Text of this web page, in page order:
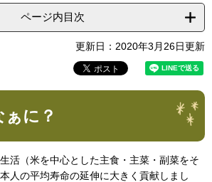
ページ内目次
更新日：2020年3月26日更新
に？
活（米を中心とした主食・主菜・副菜をそ
人の平均寿命の延伸に大きく貢献しまし